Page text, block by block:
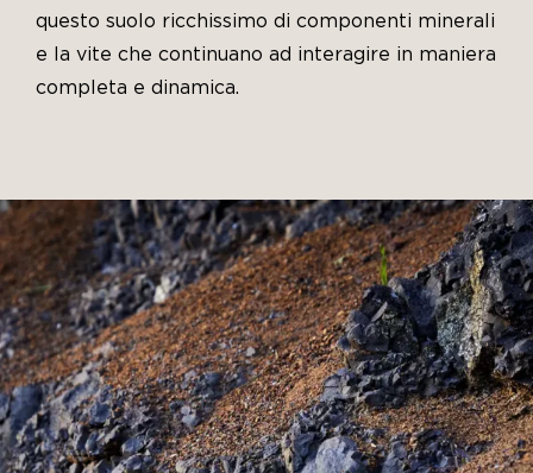
questo suolo ricchissimo di componenti minerali
e la vite che continuano ad interagire in maniera
completa e dinamica.